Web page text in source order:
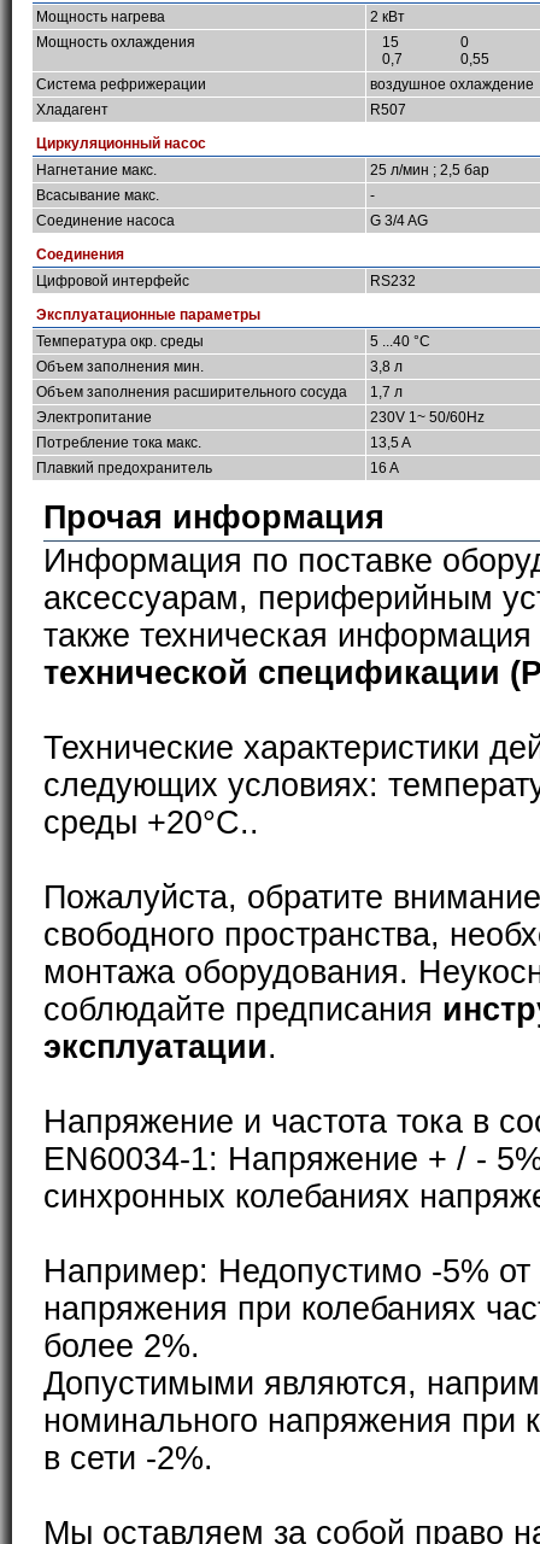
Мощность нагрева
2 кВт
Мощность охлаждения
15
0
0,7
0,55
Система рефрижерации
воздушное охлаждение
Хладагент
R507
Циркуляционный насос
Нагнетание макс.
25 л/мин ; 2,5 бар
Всасывание макс.
-
Соединение насоса
G 3/4 AG
Соединения
Цифровой интерфейс
RS232
Эксплуатационные параметры
Температура окр. среды
5 ...40 °C
Объем заполнения мин.
3,8 л
Объем заполнения расширительного сосуда
1,7 л
Электропитание
230V 1~ 50/60Hz
Потребление тока макс.
13,5 A
Плавкий предохранитель
16 A
Прочая информация
Информация по поставке
аксессуарам, периферийным
также техническая
технической спецификации
Технические характеристики
следующих условиях:
среды +20°С..
Пожалуйста, обратите
свободного пространства,
монтажа оборудования.
соблюдайте предписания
эксплуатации.
Напряжение и частота тока в
EN60034-1: Напряжение + / -
синхронных колебаниях
Например: Недопустимо -5% от
напряжения при колебаниях
более 2%.
Допустимыми являются,
номинального напряжения при
в сети -2%.
Мы оставляем за собой право